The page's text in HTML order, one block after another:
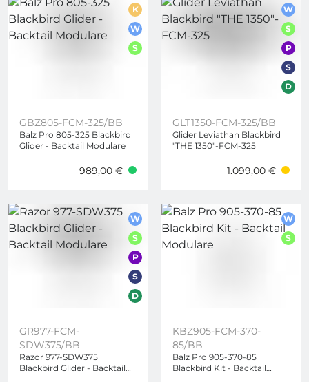
K
W
S
GBZ805-FCM-325/BB
Balz Pro 805-325 Blackbird
Glider - Backtail Modulare
989,00 €
W
S
P
S
D
GLT1350-FCM-325/BB
Glider Leviathan Blackbird
"THE 1350"-FCM-325
1.099,00 €
W
S
P
S
D
GR977-FCM-
SDW375/BB
Razor 977-SDW375
Blackbird Glider - Backtail
W
S
KBZ905-FCM-370-
85/BB
Balz Pro 905-370-85
Blackbird Kit - Backtail